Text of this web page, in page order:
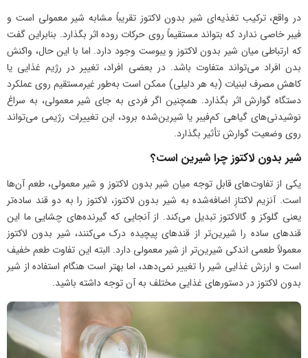
در واقع، ترکیب تغذیه‌ای شیر بدون لاکتوز تقریباً مشابه شیر معمولی است و
فیبر خاصی ندارد که بتواند مستقیماً روی حرکات روده اثر بگذارد. بنابراین گفت
که ارتباطی میان شیر بدون لاکتوز و یبوست وجود دارد. اما با این حال، واکنش
بدن افراد می‌تواند متفاوت باشد. در بعضی افراد، تغییر در رژیم غذایی یا
کاهش مصرف لبنیات (به هر دلیلی) ممکن است به‌طور غیرمستقیم روی عملکرد
دستگاه گوارش اثر بگذارد. همچنین اگر فردی به جای شیر معمولی، به سراغ
نوشیدنی‌های گیاهی کم‌فیبر یا شیرین‌شده برود، این تغییرات رژیمی می‌تواند
روی وضعیت گوارش تأثیر بگذارد.
شیر بدون لاکتوز چرا شیرین است؟
یکی از تفاوت‌های قابل توجه میان شیر بدون لاکتوز و شیر معمولی، طعم آن‌ها
است. آنزیم لاکتازِ اضافه‌شده به شیر بدون لاکتوز، لاکتوز را به دو قند ساده‌تر
یعنی گلوکز و گالاکتوز تبدیل می‌کند. از آنجایی که گیرنده‌های چشایی ما این
قندهای ساده را شیرین‌تر از قندهای پیچیده درک می‌کنند، شیر بدون لاکتوز
معمولاً طعمی اندکی شیرین‌تر از شیر معمولی دارد. البته این تفاوت طعم خفیف
است و ارزش غذایی شیر را تغییر نمی‌دهد، اما بهتر است هنگام استفاده از شیر
بدون لاکتوز در دستورهای غذایی مختلف به آن توجه داشته باشید.